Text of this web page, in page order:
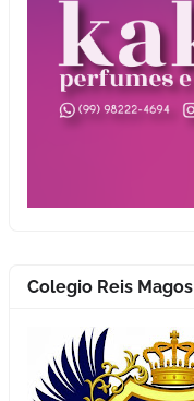
Colegio Reis Magos